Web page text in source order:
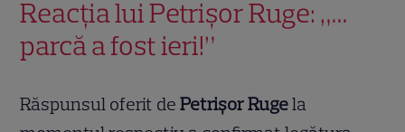
Reacția lui Petrișor Ruge: „…
parcă a fost ieri!”
Răspunsul oferit dePetrișor Rugela